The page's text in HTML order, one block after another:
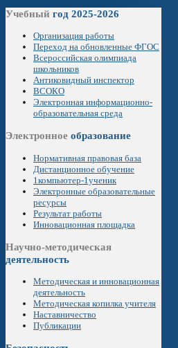
Учебный год 2025-2026
Организация работы
Переход на обновленные ФГОС
Всероссийская олимпиада
школьников
Антиковидный инспектор
ВСОКО
Электронная информационно-
образовательная среда
Электронное образование
Нормативная правовая база
Дистанционное обучение
1компьютер-1ученик
Электронные образовательные
ресурсы
Результат работы
Инновационная площадка
Научно-методическая
деятельность
Методическая и инновационная
деятельность
Методическая копилка учителя
Наставничество
Публикации